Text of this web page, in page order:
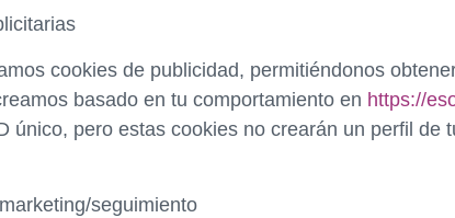
cookies de publicidad, permitiéndonos
basado en tu comportamiento en https://
único, pero estas cookies no crearán un perfil
seguimiento